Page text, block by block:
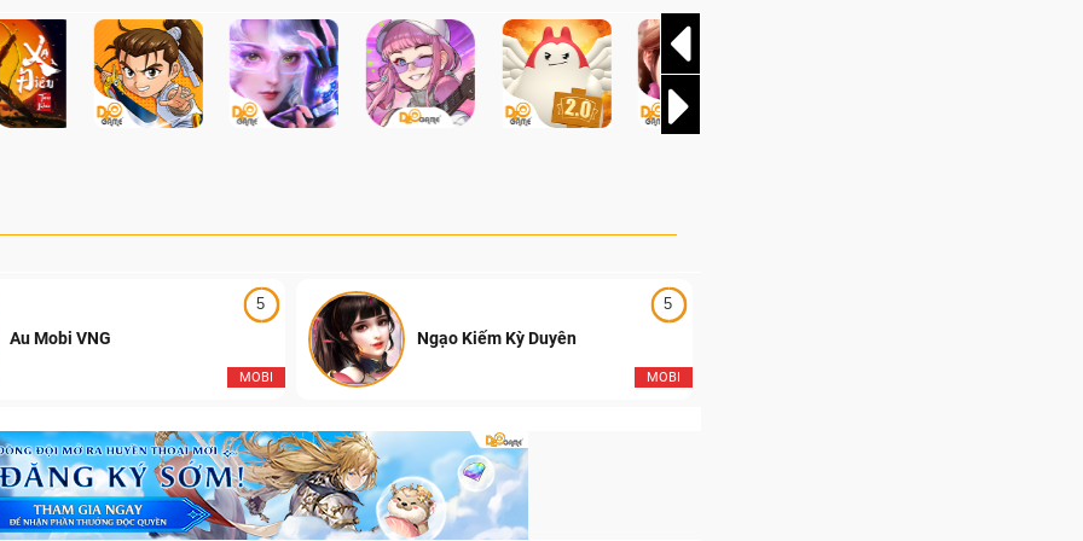
Falcons, đánh dấu sự kết thúc một trong
những mùa giải hấp dẫn và kịch tính nhất
của Đột Kích Việt Nam.
5
MOBI
Au Mobi VNG
5
MOBI
Ngạo Kiếm Kỳ Duyên